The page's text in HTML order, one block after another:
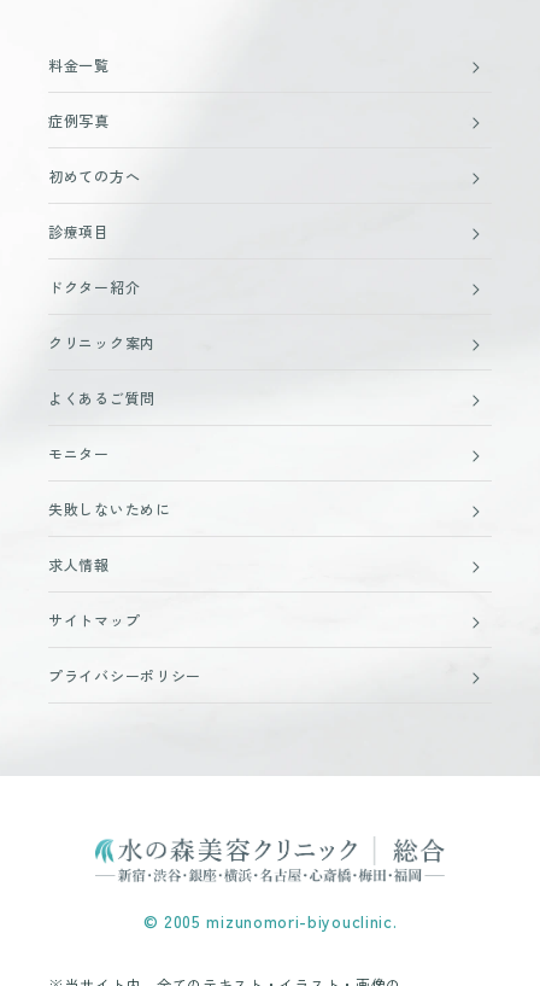
料金一覧
症例写真
初めての方へ
診療項目
ドクター紹介
クリニック案内
よくあるご質問
モニター
失敗しないために
求人情報
サイトマップ
プライバシーポリシー
© 2005 mizunomori-biyouclinic.